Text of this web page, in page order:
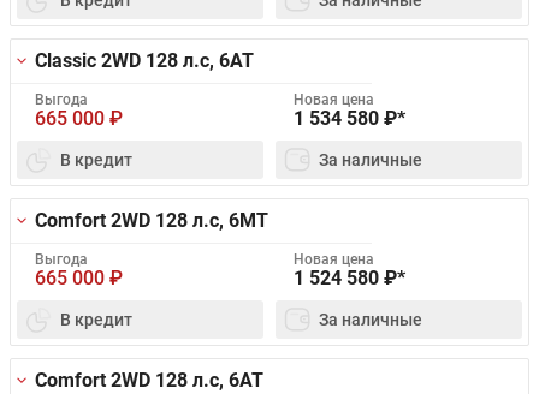
Classic 2WD 128 л.с, 6AT
Выгода
665 000 ₽
Новая цена
1 534 580 ₽*
В кредит За наличные
Comfort 2WD 128 л.с, 6MT
Выгода
665 000 ₽
Новая цена
1 524 580 ₽*
В кредит За наличные
Comfort 2WD 128 л.с, 6AT